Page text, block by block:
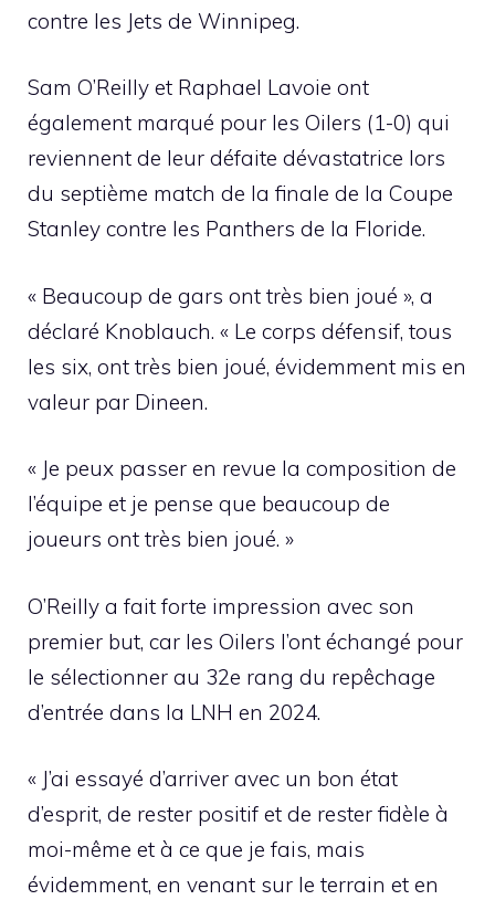
contre les Jets de Winnipeg.
Sam O’Reilly et Raphael Lavoie ont
également marqué pour les Oilers (1-0) qui
reviennent de leur défaite dévastatrice lors
du septième match de la finale de la Coupe
Stanley contre les Panthers de la Floride.
« Beaucoup de gars ont très bien joué », a
déclaré Knoblauch. « Le corps défensif, tous
les six, ont très bien joué, évidemment mis en
valeur par Dineen.
« Je peux passer en revue la composition de
l’équipe et je pense que beaucoup de
joueurs ont très bien joué. »
O’Reilly a fait forte impression avec son
premier but, car les Oilers l’ont échangé pour
le sélectionner au 32e rang du repêchage
d’entrée dans la LNH en 2024.
« J’ai essayé d’arriver avec un bon état
d’esprit, de rester positif et de rester fidèle à
moi-même et à ce que je fais, mais
évidemment, en venant sur le terrain et en